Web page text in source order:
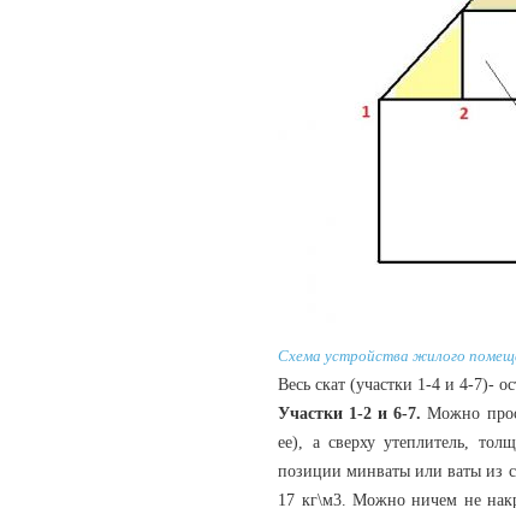
Схема устройства жилого
Весь скат (участки 1-4 и 4-7)-
Участки 1-2 и 6-7. Можно
ее), а сверху утеплитель,
позиции минваты или ваты из
17 кг\м3. Можно ничем не